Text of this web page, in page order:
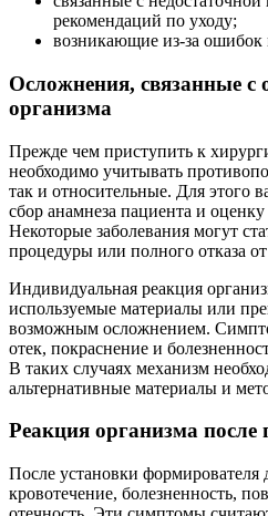
рекомендаций по уходу;
возникающие из-за ошибок
Осложнения, связанные с
организма
Прежде чем приступить к
необходимо учитывать
так и относительные. Для этого
сбор анамнеза пациента и оценку
Некоторые заболевания могут
процедуры или полного отказа
Индивидуальная реакция
используемые материалы или
возможным осложнением.
отек, покраснение и
В таких случаях механизм
альтернативные материалы и
Реакция организма после
После установки
кровотечение, болезненность,